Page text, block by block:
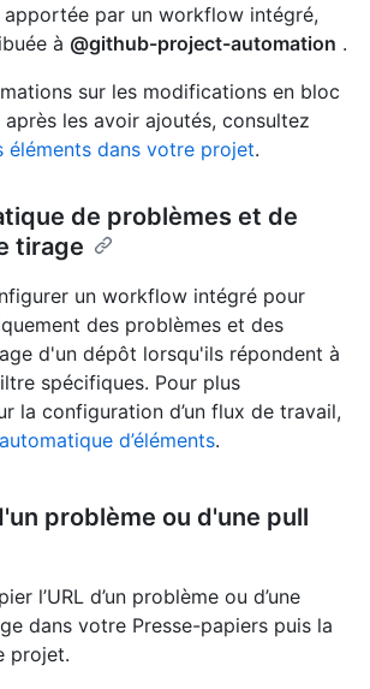
par un workflow intégré,
à @github-project-automation .
sur les modifications en bloc
les avoir ajoutés, consultez
éléments dans votre projet.
de problèmes et de
tirage
un workflow intégré pour
des problèmes et des
d'un dépôt lorsqu'ils répondent à
spécifiques. Pour plus
la configuration d’un flux de travail,
d’éléments.
problème ou d'une pull
l’URL d’un problème ou d’une
dans votre Presse-papiers puis la
projet.